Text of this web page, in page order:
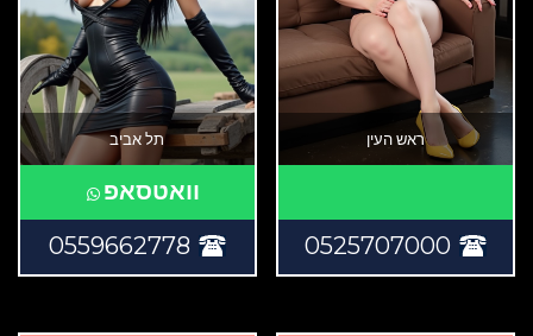
ראש העין
0525707000
תל אביב
וואטסאפ
0559662778